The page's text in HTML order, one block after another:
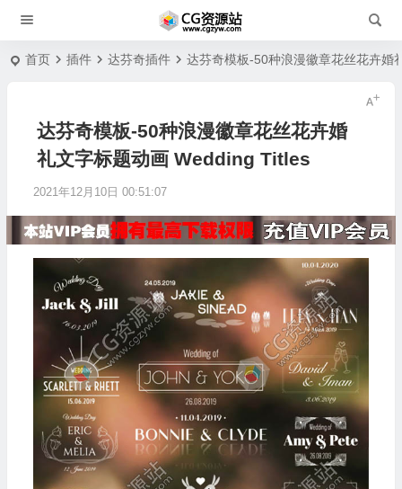
首页 插件 达芬奇插件 达芬奇模板-50种浪漫徽章花丝花卉婚
达芬奇模板-50种浪漫徽章花丝花卉婚
礼文字标题动画 Wedding Titles
2021年12月10日 00:51:07